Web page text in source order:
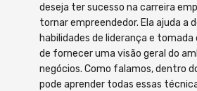
deseja ter sucesso na carreira
tornar empreendedor. Ela ajuda a
habilidades de liderança e tomada
de fornecer uma visão geral do
negócios. Como falamos, dentro
pode aprender todas essas